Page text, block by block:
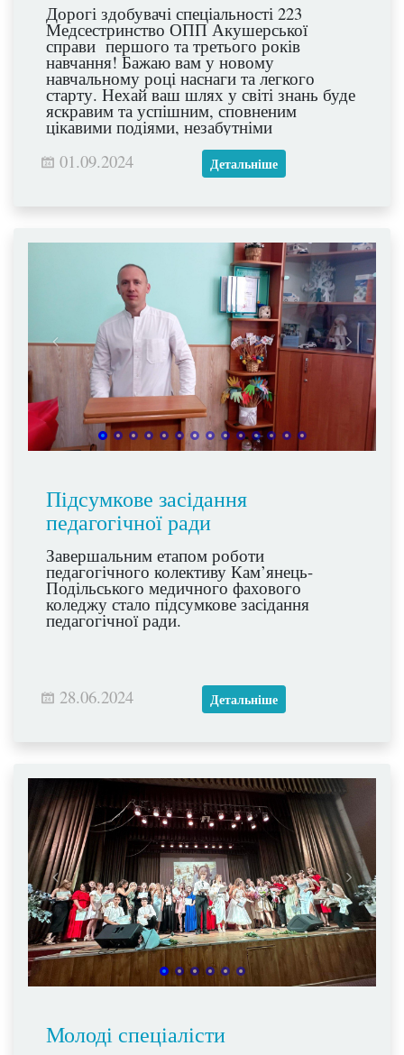
Дорогі здобувачі спеціальності 223
Медсестринство ОПП Акушерської
справи першого та третього років
навчання! Бажаю вам у новому
навчальному році наснаги та легкого
старту. Нехай ваш шлях у світі знань буде
яскравим та успішним, сповненим
цікавими подіями, незабутніми
враженнями та високими досягненнями!
Нехай заняття будуть мирними та
Переможного, навчального року!
01.09.2024 Детальніше
Підсумкове засідання
педагогічної ради
Завершальним етапом роботи
педагогічного колективу Кам’янець-
Подільського медичного фахового
коледжу стало підсумкове засідання
педагогічної ради.
28.06.2024 Детальніше
Молоді спеціалісти